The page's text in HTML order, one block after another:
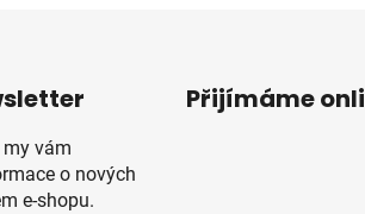
vám
o nových
e-shopu.
Přijímáme